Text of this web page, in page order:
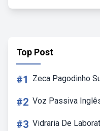
Top Post
#1 Zeca Pagodinho
#2 Voz Passiva
#3 Vidraria De